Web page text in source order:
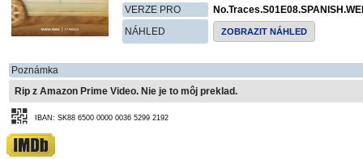
VERZE PRO
NÁHLED
ZOBRAZIT NÁHLED
Poznámka
Rip z Amazon Prime Video. Nie je to môj preklad.
IBAN: SK88 6500 0000 0036 5299 2192